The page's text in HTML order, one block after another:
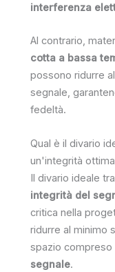
interferenza
Al contrario,
cotta a bassa
possono ridurre
segnale,
fedeltà.
Qual è il divario
un'integrità
Il divario ideale
integrità del
critica nella
ridurre al minimo
spazio compreso
segnale.